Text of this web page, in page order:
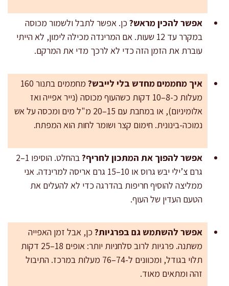
אפשר להכין מראש? כן. אפשר לתבל ולשמור מכוסה
במקרר עד 12 שעות. אם המרינדה מכילה לימון, לא הייתי
עוברת את הזמן הזה כדי לא לרכך מדי את המרקם.
איך מחממים מחדש בלי לייבש?
מחממים בתנור 160
מעלות כ-8–10 דקות כשהעוף מכוסה (נייר אפייה ואז
אלומיניום), או במחבת עם 15–20 מ"ל מים ומכסה על אש
נמוכה-בינונית. חימום קצר ושומר לחות הוא המפתח.
אפשר להפוך את המתכון לחריף?
בהחלט. הוסיפו 1–2
גרם צ’ילי יבש גרוס או 10–15 גרם אריסה למרינדה. אני
ממליצה להוסיף חריפות בהדרגה כדי לא להעלים את
הטעם העדין של העוף.
אפשר להשתמש גם בפרגיות? כן, אבל זמן האפייה
משתנה. פרגיות לרוב סלחניות יותר: אופים 18–25 דקות
תלוי בגודל, ומכוונים ל-74–76 מעלות במרכז. התיבול
זהה ומתאים מאוד.